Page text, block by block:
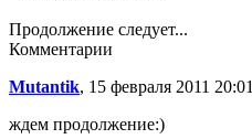
Продолжение следует...
Комментарии
Mutantik, 15 февраля 2011 20:01
ждем продолжение:)